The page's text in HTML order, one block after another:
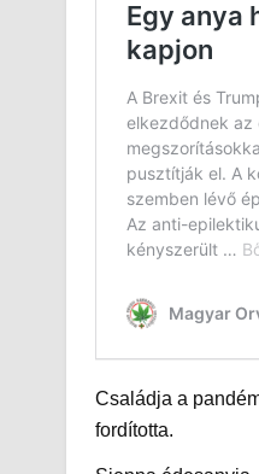
Családja a
fordította.